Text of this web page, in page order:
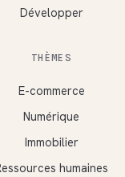
Développer
THÈMES
E-commerce
Numérique
Immobilier
humaines